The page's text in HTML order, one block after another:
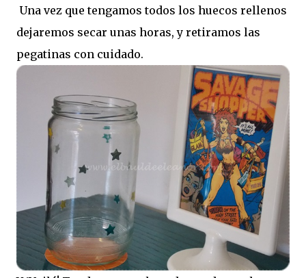
Una vez que tengamos todos los huecos rellenos
dejaremos secar unas horas, y retiramos las
pegatinas con cuidado.